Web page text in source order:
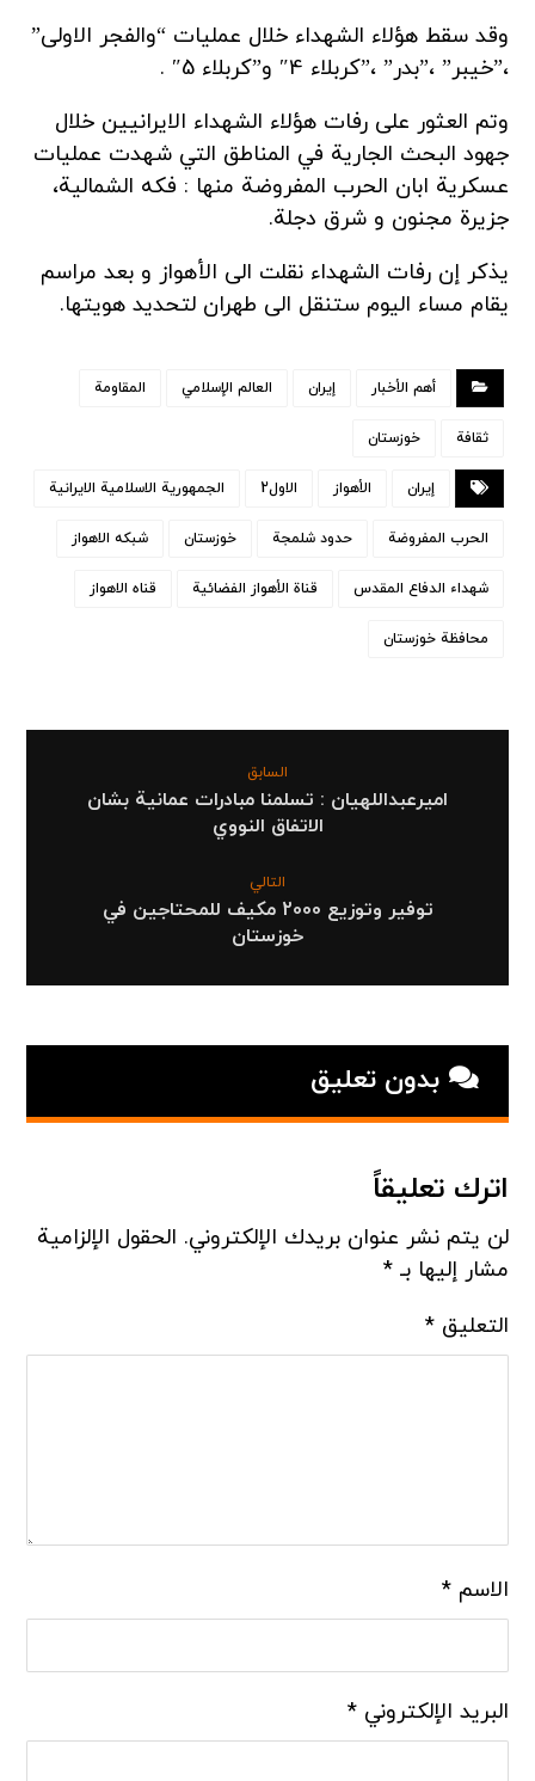
وقد سقط هؤلاء الشهداء خلال عمليات “والفجر الاولی”
،”خيبر” ،”بدر” ،”كربلاء 4″ و”كربلاء 5″ .
وتم العثور على رفات هؤلاء الشهداء الايرانيين خلال
جهود البحث الجارية في المناطق التي شهدت عمليات
عسكرية ابان الحرب المفروضة منها : فکه الشمالیة،
جزیرة مجنون و شرق دجلة.
یذکر إن رفات الشهداء نقلت الی الأهواز و بعد مراسم
یقام مساء الیوم ستنقل الی طهران لتحدید هویتها.
أهم الأخبار إيران العالم الإسلامي المقاومة
ثقافة خوزستان
إيران الأهواز الاول2 الجمهورية الاسلامية الايرانية
الحرب المفروضة حدود شلمجة خوزستان شبکه الاهواز
شهداء الدفاع المقدس قناة الأهواز الفضائیة قناه الاهواز
محافظة خوزستان
السابق
اميرعبداللهيان : تسلمنا مبادرات عمانية بشان
الاتفاق النووي
التالي
توفیر وتوزيع 2000 مکیف للمحتاجين في
خوزستان
بدون تعلیق
اترك تعليقاً
لن يتم نشر عنوان بريدك الإلكتروني. الحقول الإلزامية
مشار إليها بـ*
التعليق*
الاسم*
البريد الإلكتروني*